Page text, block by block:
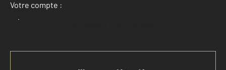
Votre compte :